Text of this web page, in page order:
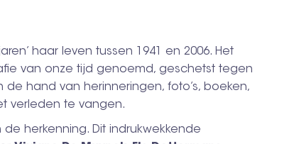
haar leven tussen 1941 en 2006. Het
van onze tijd genoemd, geschetst tegen
hand van herinneringen, foto’s, boeken,
verleden te vangen.
herkenning. Dit indrukwekkende